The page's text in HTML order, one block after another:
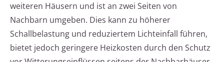
weiteren Häusern und ist an zwei Seiten von
Nachbarn umgeben. Dies kann zu höherer
Schallbelastung und reduziertem Lichteinfall führen,
bietet jedoch geringere Heizkosten durch den Schutz